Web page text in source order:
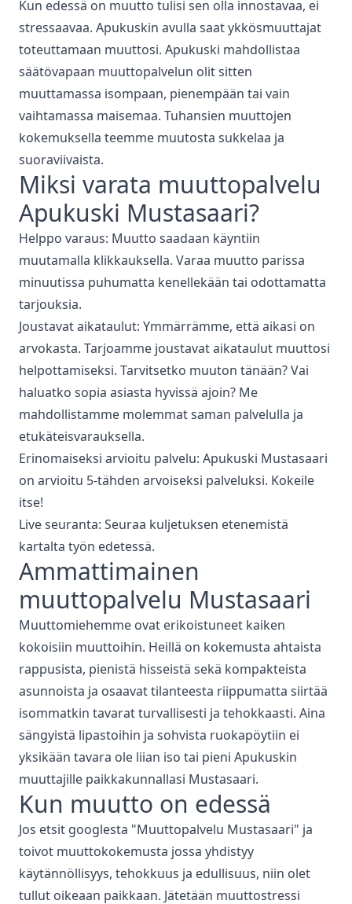
Kun edessä on muutto tulisi sen olla innostavaa, ei
stressaavaa. Apukuskin avulla saat ykkösmuuttajat
toteuttamaan muuttosi. Apukuski mahdollistaa
säätövapaan muuttopalvelun olit sitten
muuttamassa isompaan, pienempään tai vain
vaihtamassa maisemaa. Tuhansien muuttojen
kokemuksella teemme muutosta sukkelaa ja
suoraviivaista.
Miksi varata muuttopalvelu
Apukuski Mustasaari?
Helppo varaus: Muutto saadaan käyntiin
muutamalla klikkauksella. Varaa muutto parissa
minuutissa puhumatta kenellekään tai odottamatta
tarjouksia.
Joustavat aikataulut: Ymmärrämme, että aikasi on
arvokasta. Tarjoamme joustavat aikataulut muuttosi
helpottamiseksi. Tarvitsetko muuton tänään? Vai
haluatko sopia asiasta hyvissä ajoin? Me
mahdollistamme molemmat saman palvelulla ja
etukäteisvarauksella.
Erinomaiseksi arvioitu palvelu: Apukuski Mustasaari
on arvioitu 5-tähden arvoiseksi palveluksi. Kokeile
itse!
Live seuranta: Seuraa kuljetuksen etenemistä
kartalta työn edetessä.
Ammattimainen
muuttopalvelu Mustasaari
Muuttomiehemme ovat erikoistuneet kaiken
kokoisiin muuttoihin. Heillä on kokemusta ahtaista
rappusista, pienistä hisseistä sekä kompakteista
asunnoista ja osaavat tilanteesta riippumatta siirtää
isommatkin tavarat turvallisesti ja tehokkaasti. Aina
sängyistä lipastoihin ja sohvista ruokapöytiin ei
yksikään tavara ole liian iso tai pieni Apukuskin
muuttajille paikkakunnallasi Mustasaari.
Kun muutto on edessä
Jos etsit googlesta "Muuttopalvelu Mustasaari" ja
toivot muuttokokemusta jossa yhdistyy
käytännöllisyys, tehokkuus ja edullisuus, niin olet
tullut oikeaan paikkaan. Jätetään muuttostressi